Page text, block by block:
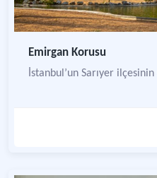
Emirgan Korusu
İstanbul’un Sarıyer